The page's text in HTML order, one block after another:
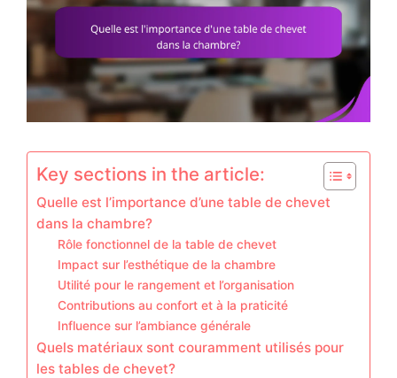
Key sections in the article:
Quelle est l’importance d’une table de chevet
dans la chambre?
Rôle fonctionnel de la table de chevet
Impact sur l’esthétique de la chambre
Utilité pour le rangement et l’organisation
Contributions au confort et à la praticité
Influence sur l’ambiance générale
Quels matériaux sont couramment utilisés pour
les tables de chevet?